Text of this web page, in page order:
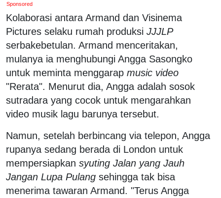
Sponsored
Kolaborasi antara Armand dan Visinema
Pictures selaku rumah produksi JJJLP
serbakebetulan. Armand menceritakan,
mulanya ia menghubungi Angga Sasongko
untuk meminta menggarap music video
"Rerata". Menurut dia, Angga adalah sosok
sutradara yang cocok untuk mengarahkan
video musik lagu barunya tersebut.
Namun, setelah berbincang via telepon, Angga
rupanya sedang berada di London untuk
mempersiapkan syuting Jalan yang Jauh
Jangan Lupa Pulang sehingga tak bisa
menerima tawaran Armand. "Terus Angga